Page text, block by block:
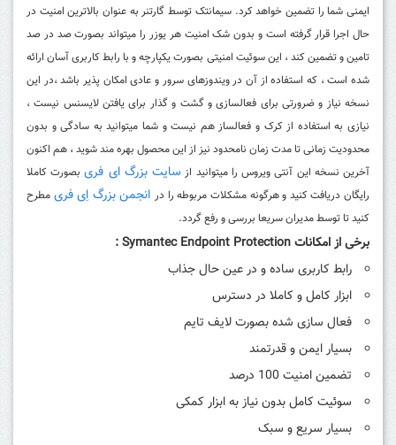
ایمنی شما را تضمین خواهد کرد.سیمانتک توسط گارتنر به عنوان بالاترین امنیت در
حال اجرا قرار گرفته است و بدون شک امنیت هر یوزر را میتواند بصورت صد در صد
تامین و تضمین کند ، این سوئیت امنیتی بصورت یکپارچه و با رابط کاربری آسان ارائه
شده است ، که استفاده از آن در ویندوزهای سرور و عادی امکان پذیر باشد ،در این
نسخه نیاز و ضرورتی برای فعالسازی و گشت و گذار برای یافتن لایسنس نیست ،
نیازی به استفاده از کرک و فعالساز هم نیست و شما میتوانید به سادگی و بدون
محدودیت زمانی تا مدت زمان نامحدود نیز از این محصول بهره مند شوید ، هم اکنون
آخرین نسخه این آنتی ویروس را میتوانید از سایت بزرگ ای فریبصورت کاملا
رایگان دریافت کنید و هرگونه مشکلات مربوطه را درانجمن بزرگ اِی فری مطرح
کنید تا توسط مدیران سریعا بررسی و رفع گردد.
برخی از امکانات Symantec Endpoint Protection :
رابط کاربری ساده و در عین حال جذاب
ابزار کامل و کاملا در دسترس
فعال سازی شده بصورت لایف تایم
بسیار ایمن و قدرتمند
تضمین امنیت 100 درصد
سوئیت کامل بدون نیاز به ابزار کمکی
بسیار سریع و سبک